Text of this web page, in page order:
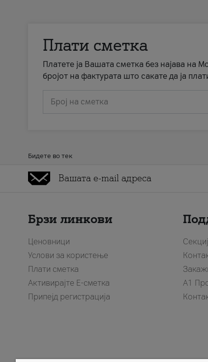
Плати сметка
Платете ја Вашата сметка без најава на
бројот на фактурата што сакате да ја
Број на сметка
Бидете во тек
Брзи линкови
Ценовници
Услови за користење
Плати сметка
Активирајте Е-сметка
Припејд регистрација
A1